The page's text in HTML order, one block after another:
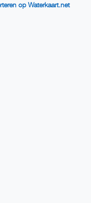
op Waterkaart.net